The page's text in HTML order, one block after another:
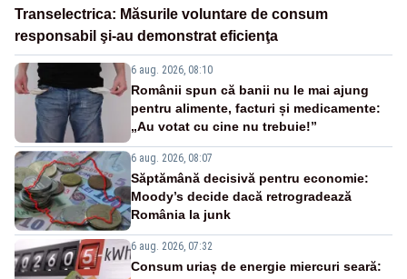
Transelectrica: Măsurile voluntare de consum
responsabil şi-au demonstrat eficienţa
6 aug. 2026, 08:10
Românii spun că banii nu le mai ajung
pentru alimente, facturi și medicamente:
„Au votat cu cine nu trebuie!”
6 aug. 2026, 08:07
Săptămână decisivă pentru economie:
Moody’s decide dacă retrogradează
România la junk
6 aug. 2026, 07:32
Consum uriaș de energie miercuri seară: